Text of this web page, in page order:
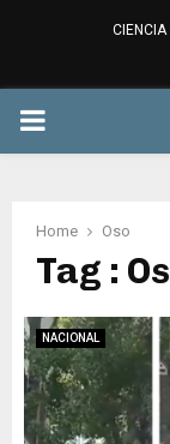
CIENCIA
PRIMARY
Home Oso
Tag :
NACIONAL